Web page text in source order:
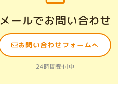
メールでお問い合わせ
お問い合わせフォームへ
24時間受付中